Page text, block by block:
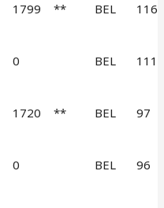
1799 ** BEL 116
0 BEL 111
1720 ** BEL 97
0 BEL 96